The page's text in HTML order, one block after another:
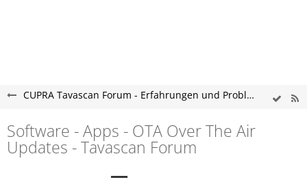
CUPRA Tavascan Forum - Erfahrungen und Probleme rund um das Elektroauto CUPRA Tavascan
Software - Apps - OTA Over The Air
Updates - Tavascan Forum